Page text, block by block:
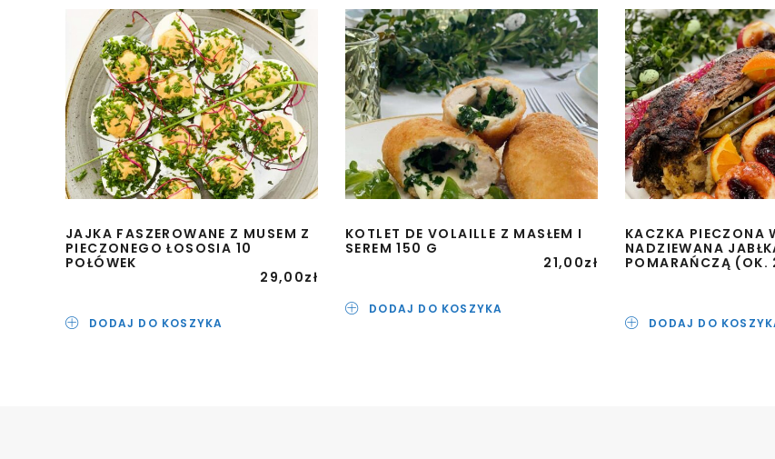
JAJKA FASZEROWANE Z MUSEM Z
PIECZONEGO ŁOSOSIA 10
POŁÓWEK
29,00zł
DODAJ DO KOSZYKA
KOTLET DE VOLAILLE Z MASŁEM I
SEREM 150 G
21,00zł
DODAJ DO KOSZYKA
KACZKA PIECZONA
NADZIEWANA
POMARAŃCZĄ (OK.
DODAJ DO